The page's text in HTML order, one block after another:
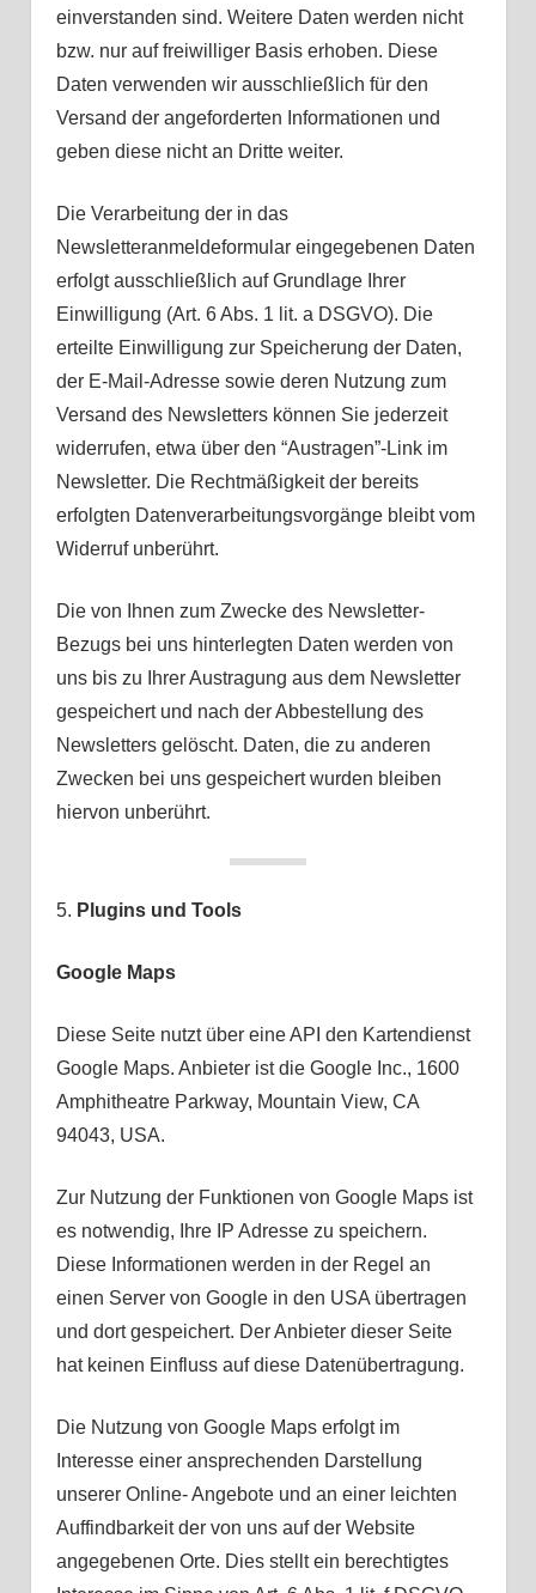
einverstanden sind. Weitere Daten werden nicht
bzw. nur auf freiwilliger Basis erhoben. Diese
Daten verwenden wir ausschließlich für den
Versand der angeforderten Informationen und
geben diese nicht an Dritte weiter.
Die Verarbeitung der in das
Newsletteranmeldeformular eingegebenen Daten
erfolgt ausschließlich auf Grundlage Ihrer
Einwilligung (Art. 6 Abs. 1 lit. a DSGVO). Die
erteilte Einwilligung zur Speicherung der Daten,
der E-Mail-Adresse sowie deren Nutzung zum
Versand des Newsletters können Sie jederzeit
widerrufen, etwa über den “Austragen”-Link im
Newsletter. Die Rechtmäßigkeit der bereits
erfolgten Datenverarbeitungsvorgänge bleibt vom
Widerruf unberührt.
Die von Ihnen zum Zwecke des Newsletter-
Bezugs bei uns hinterlegten Daten werden von
uns bis zu Ihrer Austragung aus dem Newsletter
gespeichert und nach der Abbestellung des
Newsletters gelöscht. Daten, die zu anderen
Zwecken bei uns gespeichert wurden bleiben
hiervon unberührt.
5. Plugins und Tools
Google Maps
Diese Seite nutzt über eine API den Kartendienst
Google Maps. Anbieter ist die Google Inc., 1600
Amphitheatre Parkway, Mountain View, CA
94043, USA.
Zur Nutzung der Funktionen von Google Maps ist
es notwendig, Ihre IP Adresse zu speichern.
Diese Informationen werden in der Regel an
einen Server von Google in den USA übertragen
und dort gespeichert. Der Anbieter dieser Seite
hat keinen Einfluss auf diese Datenübertragung.
Die Nutzung von Google Maps erfolgt im
Interesse einer ansprechenden Darstellung
unserer Online- Angebote und an einer leichten
Auffindbarkeit der von uns auf der Website
angegebenen Orte. Dies stellt ein berechtigtes